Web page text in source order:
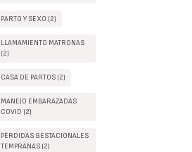
PARTO Y SEXO (2)
LLAMAMIENTO MATRONAS
(2)
CASA DE PARTOS (2)
MANEJO EMBARAZADAS
COVID (2)
PÉRDIDAS GESTACIONALES
TEMPRANAS (2)